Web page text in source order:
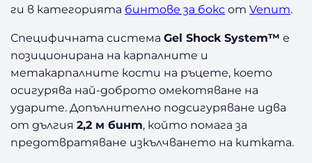
ги в категорията бинтове за бокс отVenum.
Специфичната системаGel Shock System™ е
позиционирана на карпалните и
метакарпалните кости на ръцете, което
осигурява най-доброто омекотяване на
ударите. Допълнително подсигуряване идва
от дългия2,2 м бинт, който помага за
предотвратяване изкълчването на китката.